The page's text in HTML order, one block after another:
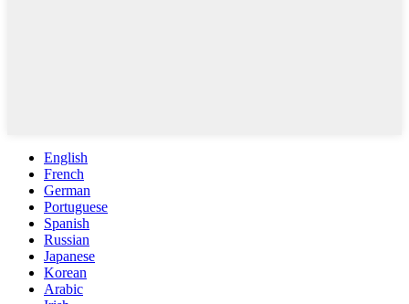
English
French
German
Portuguese
Spanish
Russian
Japanese
Korean
Arabic